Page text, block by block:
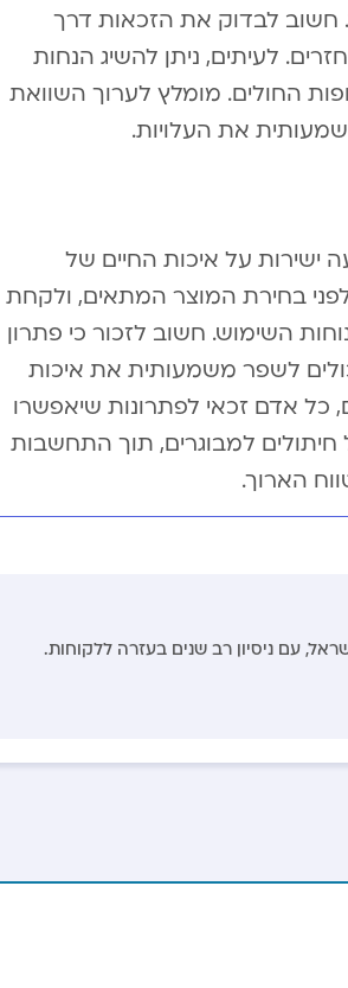
חשוב לבדוק את הזכאות דרך
לעיתים, ניתן להשיג הנחות
החולים. מומלץ לערוך השוואת
את העלויות.
על איכות החיים של
בחירת המוצר המתאים, ולקחת
השימוש. חשוב לזכור כי פתרון
לשפר משמעותית את איכות
כל אדם זכאי לפתרונות שיאפשרו
למבוגרים, תוך התחשבות
הארוך.
עם ניסיון רב שנים בעזרה ללקוחות.